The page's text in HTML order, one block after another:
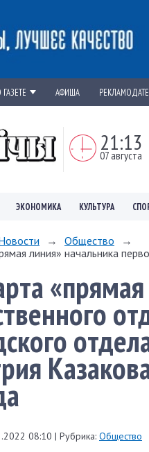
ГАЗЕТЕ АФИША
21:13
07 августа
ЭКОНОМИКА КУЛЬТУРА
→ Общество
→
линия» начальника
08:10 | Рубрика: Общество